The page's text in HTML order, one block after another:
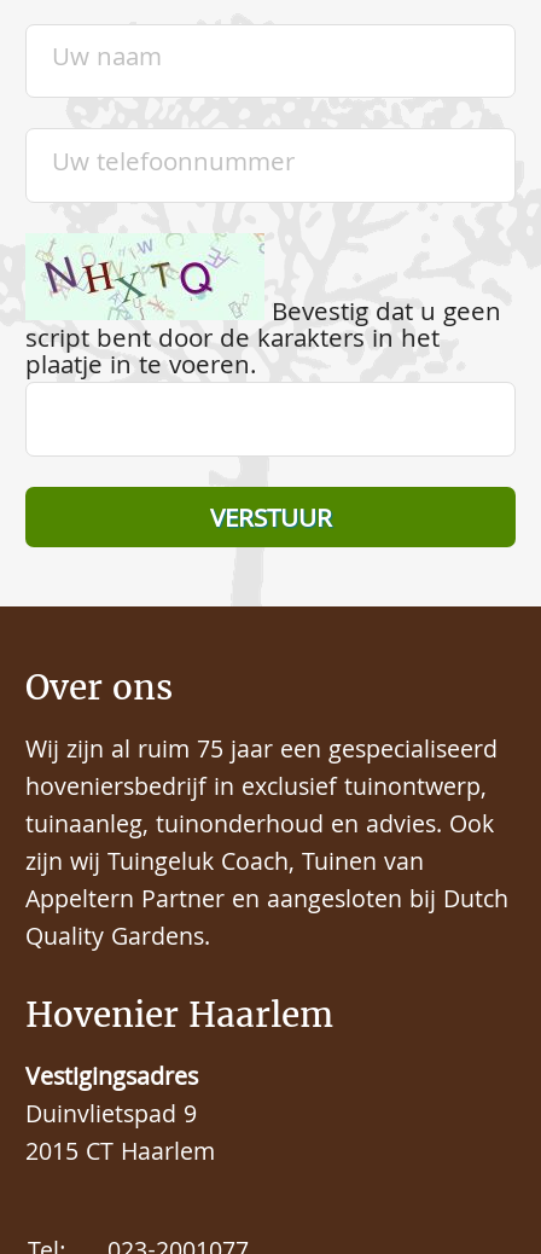
Bevestig dat u geen
script bent door de karakters in het
plaatje in te voeren.
Hovenier Haarlem
Vestigingsadres
Duinvlietspad 9
2015 CT Haarlem
Over ons
Wij zijn al ruim 75 jaar een gespecialiseerd
hoveniersbedrijf in exclusief tuinontwerp,
tuinaanleg, tuinonderhoud en advies. Ook
zijn wij Tuingeluk Coach, Tuinen van
Appeltern Partner en aangesloten bij Dutch
Quality Gardens.